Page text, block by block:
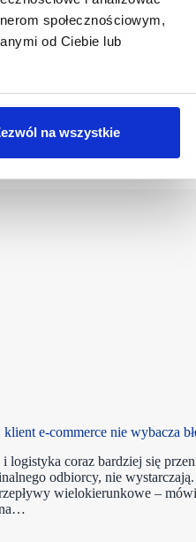
społecznościowym,
od Ciebie lub
na wszystkie
e-commerce nie wybacza
logistyka coraz bardziej się
odbiorcy, nie
wielokierunkowe –